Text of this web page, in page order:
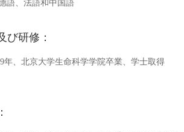
語、法語和中国語
び研修：
年、北京大学生命科学学院卒業、学士取得